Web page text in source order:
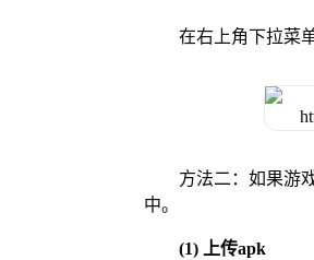
在右上角下拉菜
方法二：如果游
中。
(1) 上传apk